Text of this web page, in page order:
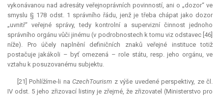
vykonávanou nad adresáty veřejnoprávních povinností, ani o „dozor“ ve
smyslu § 178 odst. 1 správního řádu, jenž je třeba chápat jako dozor
„uvnitř“ veřejné správy, tedy kontrolní a supervizní činnost jednoho
správního orgánu vůči jinému (v podrobnostech k tomu viz odstavec [46]
níže). Pro účely naplnění definičních znaků veřejné instituce totiž
postačuje jakákoli – byť omezená – role státu, resp. jeho orgánu, ve
vztahu k posuzovanému subjektu.
[21] Pohlížíme-li naCzechTourism z výše uvedené perspektivy, ze čl.
IV odst. 5 jeho zřizovací listiny je zřejmé, že zřizovatel (Ministerstvo pro